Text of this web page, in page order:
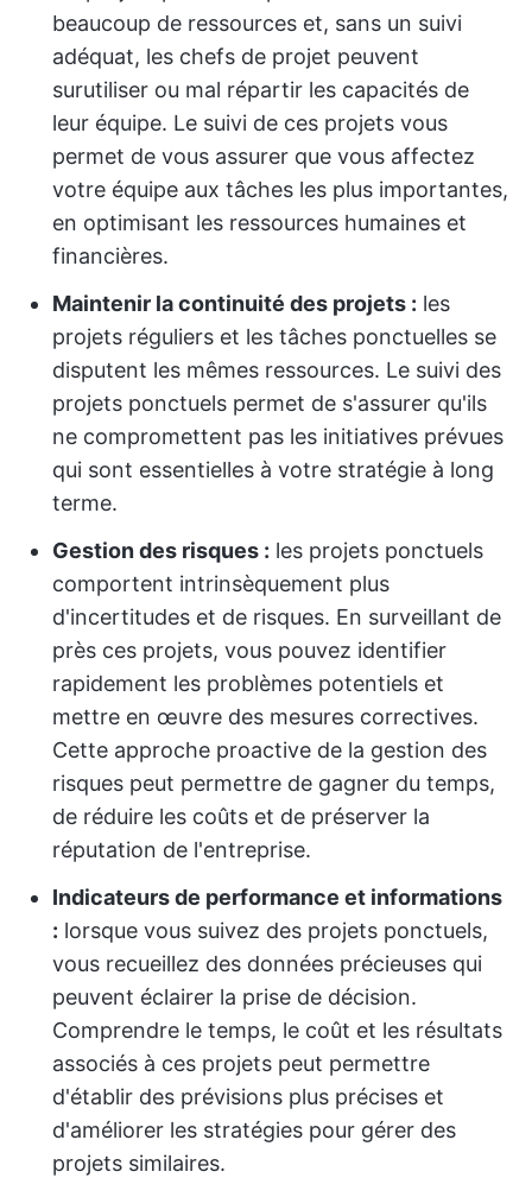
beaucoup de ressources et, sans un suivi
adéquat, les chefs de projet peuvent
surutiliser ou mal répartir les capacités de
leur équipe. Le suivi de ces projets vous
permet de vous assurer que vous affectez
votre équipe aux tâches les plus importantes,
en optimisant les ressources humaines et
financières.
Maintenir la continuité des projets : les
projets réguliers et les tâches ponctuelles se
disputent les mêmes ressources. Le suivi des
projets ponctuels permet de s'assurer qu'ils
ne compromettent pas les initiatives prévues
qui sont essentielles à votre stratégie à long
terme.
Gestion des risques : les projets ponctuels
comportent intrinsèquement plus
d'incertitudes et de risques. En surveillant de
près ces projets, vous pouvez identifier
rapidement les problèmes potentiels et
mettre en œuvre des mesures correctives.
Cette approche proactive de la gestion des
risques peut permettre de gagner du temps,
de réduire les coûts et de préserver la
réputation de l'entreprise.
Indicateurs de performance et informations
: lorsque vous suivez des projets ponctuels,
vous recueillez des données précieuses qui
peuvent éclairer la prise de décision.
Comprendre le temps, le coût et les résultats
associés à ces projets peut permettre
d'établir des prévisions plus précises et
d'améliorer les stratégies pour gérer des
projets similaires.